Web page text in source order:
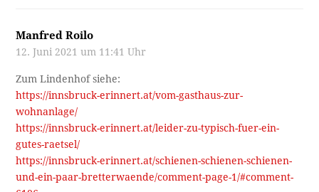
Manfred Roilo
12. Juni 2021 um 11:41 Uhr
Zum Lindenhof siehe:
https://innsbruck-erinnert.at/vom-gasthaus-zur-
wohnanlage/
https://innsbruck-erinnert.at/leider-zu-typisch-fuer-ein-
gutes-raetsel/
https://innsbruck-erinnert.at/schienen-schienen-schienen-
und-ein-paar-bretterwaende/comment-page-1/#comment-